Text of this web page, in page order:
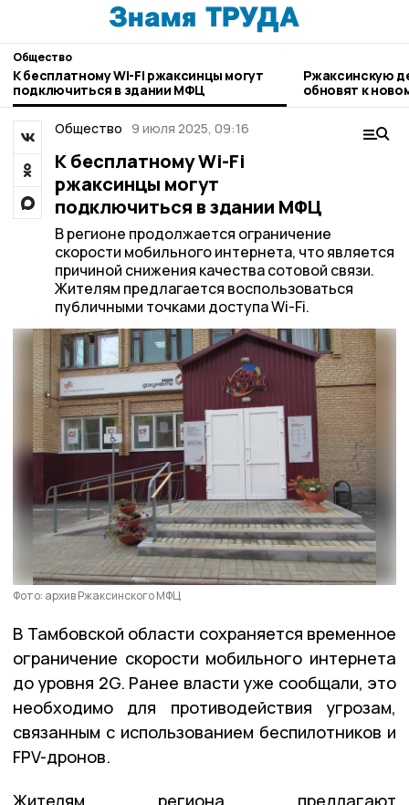
Общество
К бесплатному Wi-Fi ржаксинцы могут
подключиться в здании МФЦ
Ржаксинскую
обновят к
Общество 9 июля 2025, 09:16
К бесплатному Wi-Fi
ржаксинцы могут
подключиться в здании МФЦ
В регионе продолжается ограничение
скорости мобильного интернета, что является
причиной снижения качества сотовой связи.
Жителям предлагается воспользоваться
публичными точками доступа Wi-Fi.
Фото: архив Ржаксинского МФЦ
В Тамбовской области сохраняется временное
ограничение скорости мобильного интернета
до уровня 2G. Ранее власти уже сообщали, это
необходимо для противодействия угрозам,
связанным с использованием беспилотников и
FPV-дронов.
Жителям региона предлагают